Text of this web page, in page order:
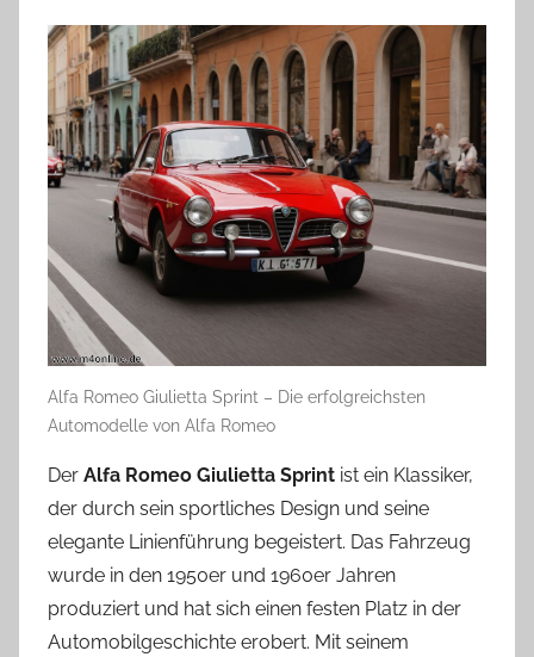
Alfa Romeo Giulietta Sprint – Die erfolgreichsten
Automodelle von Alfa Romeo
Der Alfa Romeo Giulietta Sprint ist ein Klassiker,
der durch sein sportliches Design und seine
elegante Linienführung begeistert. Das Fahrzeug
wurde in den 1950er und 1960er Jahren
produziert und hat sich einen festen Platz in der
Automobilgeschichte erobert. Mit seinem